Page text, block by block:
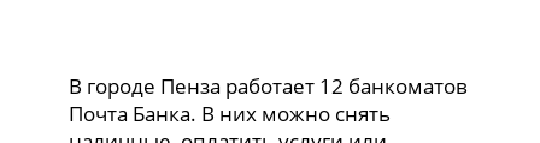
В городе Пенза работает 12 банкоматов
Почта Банка. В них можно снять